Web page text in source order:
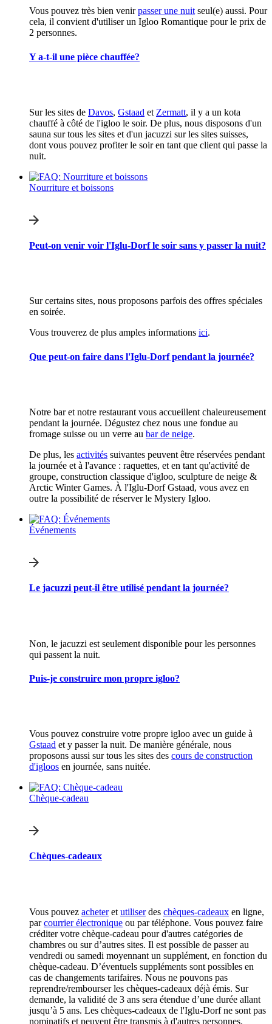
Vous pouvez très bien venirpasser une nuitseul(e) aussi. Pour
cela, il convient d'utiliser un Igloo Romantique pour le prix de
2 personnes.
Y a-t-il une pièce chauffée?
Sur les sites de Davos, Gstaad et Zermatt, il y a un kota
chauffé à côté de l'igloo le soir. De plus, nous disposons d'un
sauna sur tous les sites et d'un jacuzzi sur les sites suisses,
dont vous pouvez profiter le soir en tant que client qui passe la
nuit.
Nourriture et boissons
Peut-on venir voir l'Iglu-Dorf le soir sans y passer la nuit?
Sur certains sites, nous proposons parfois des offres spéciales
en soirée.
Vous trouverez de plus amples informations ici.
Que peut-on faire dans l'Iglu-Dorf pendant la journée?
Notre bar et notre restaurant vous accueillent chaleureusement
pendant la journée. Dégustez chez nous une fondue au
fromage suisse ou un verre au bar de neige.
De plus, les activités suivantes peuvent être réservées pendant
la journée et à l'avance : raquettes, et en tant qu'activité de
groupe, construction classique d'igloo, sculpture de neige &
Arctic Winter Games. À l'Iglu-Dorf Gstaad, vous avez en
outre la possibilité de réserver le Mystery Igloo.
Événements
Le jacuzzi peut-il être utilisé pendant la journée?
Non, le jacuzzi est seulement disponible pour les personnes
qui passent la nuit.
Puis-je construire mon propre igloo?
Vous pouvez construire votre propre igloo avec un guide à
Gstaad et y passer la nuit. De manière générale, nous
proposons aussi sur tous les sites des cours de construction
d'igloos en journée, sans nuitée.
Chèque-cadeau
Chèques-cadeaux
Vous pouvez acheteret utiliserdes chèques-cadeaux en ligne,
parcourrier électronique ou par téléphone. Vous pouvez faire
créditer votre chèque-cadeau pour d'autres catégories de
chambres ou sur d’autres sites. Il est possible de passer au
vendredi ou samedi moyennant un supplément, en fonction du
chèque-cadeau. D’éventuels suppléments sont possibles en
cas de changements tarifaires. Nous ne pouvons pas
reprendre/rembourser les chèques-cadeaux déjà émis. Sur
demande, la validité de 3 ans sera étendue d’une durée allant
jusqu’à 5 ans. Les chèques-cadeaux de l'Iglu-Dorf ne sont pas
nominatifs et peuvent être transmis à d'autres personnes.